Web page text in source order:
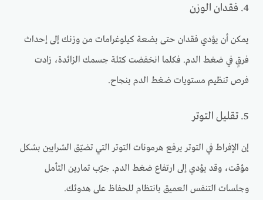
4. فقدان الوزن
يمكن أن يؤدي فقدان حتى بضعة كيلوغرامات من وزنك إلى إحداث
فرقٍ في ضغط الدم. فكلما انخفضت كتلة جسمك الزائدة، زادت
فرص تنظيم مستويات ضغط الدم بنجاح.
5. تقليل التوتر
إن الإفراط في التوتر يرفع هرمونات التوتر التي تضيّق الشرايين بشكل
مؤقت، وقد يؤدي إلى ارتفاع ضغط الدم. جرّب تمارين التأمل
وجلسات التنفس العميق بانتظام للحفاظ على هدوئك.